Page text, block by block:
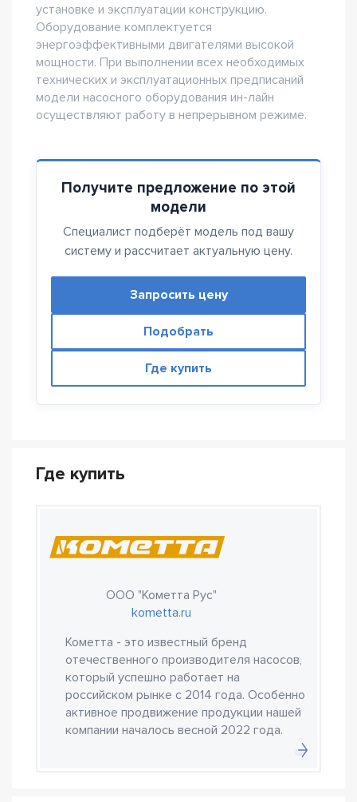
установке и эксплуатации конструкцию.
Оборудование комплектуется
энергоэффективными двигателями высокой
мощности. При выполнении всех необходимых
технических и эксплуатационных предписаний
модели насосного оборудования ин-лайн
осуществляют работу в непрерывном режиме.
Получите предложение по этой
модели
Специалист подберёт модель под вашу
систему и рассчитает актуальную цену.
Запросить цену
Подобрать
Где купить
Где купить
ООО "Кометта Рус"
kometta.ru
Кометта - это известный бренд
отечественного производителя насосов,
который успешно работает на
российском рынке с 2014 года. Особенно
активное продвижение продукции нашей
компании началось весной 2022 года.